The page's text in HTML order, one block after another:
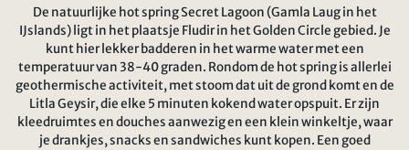
De natuurlijke hot spring Secret Lagoon (Gamla Laug in het
IJslands) ligt in het plaatsje Fludir in het Golden Circle gebied. Je
kunt hier lekker badderen in het warme water met een
temperatuur van 38-40 graden. Rondom de hot spring is allerlei
geothermische activiteit, met stoom dat uit de grond komt en de
Litla Geysir, die elke 5 minuten kokend water opspuit. Er zijn
kleedruimtes en douches aanwezig en een klein winkeltje, waar
je drankjes, snacks en sandwiches kunt kopen. Een goed